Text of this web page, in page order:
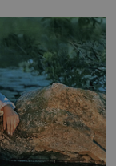
švadlena
podívejte.“